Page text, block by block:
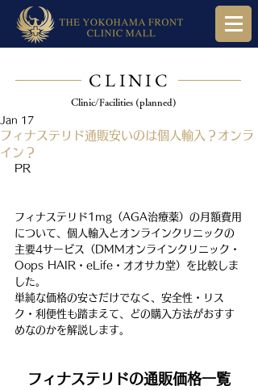
CLINIC
Clinic/Facilities (planned)
フィナステリド通販安いのは個人輸入？オンラ
イン？
Jan 17
PR
フィナステリド1mg（AGA治療薬）の月額費用
について、個人輸入とオンラインクリニックの
主要4サービス（DMMオンラインクリニック・
Oops HAIR・eLife・オオサカ堂）を比較しま
した。
単純な価格の安さだけでなく、安全性・リス
ク・利便性も踏まえて、どの購入方法がおすす
めなのかを解説します。
フィナステリドの通販価格一覧